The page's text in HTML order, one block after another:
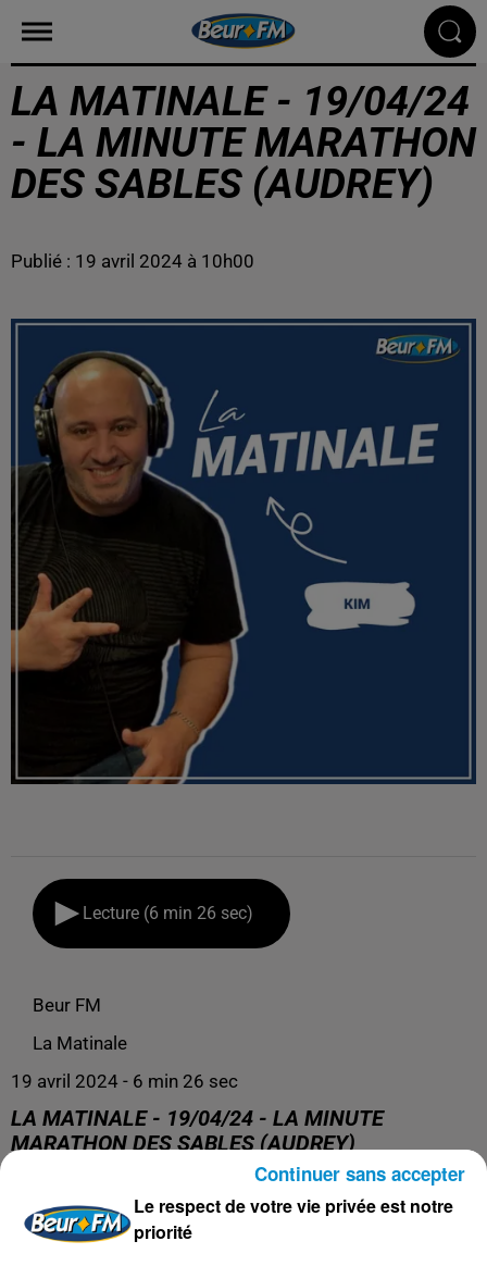
LA MATINALE - 19/04/24
- LA MINUTE MARATHON
DES SABLES (AUDREY)
Publié : 19 avril 2024 à 10h00
Lecture (6 min 26 sec)
Beur FM
La Matinale
19 avril 2024 - 6 min 26 sec
LA MATINALE - 19/04/24 - LA MINUTE
MARATHON DES SABLES (AUDREY)
La Matinale
Le respect de votre vie privée est notre
priorité
Continuer sans accepter